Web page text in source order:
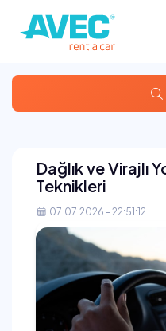
Dağlık ve Virajlı
Teknikleri
07.07.2026 - 22:51:12